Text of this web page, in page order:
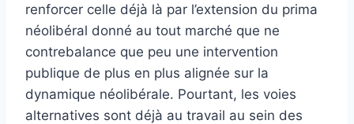
renforcer celle déjà là par l’extension du prima
néolibéral donné au tout marché que ne
contrebalance que peu une intervention
publique de plus en plus alignée sur la
dynamique néolibérale. Pourtant, les voies
alternatives sont déjà au travail au sein des